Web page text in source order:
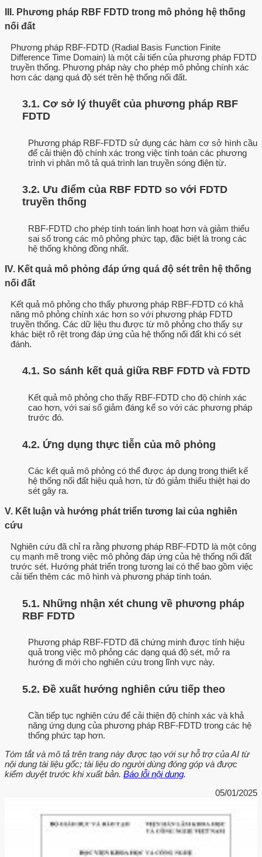
III. Phương pháp RBF FDTD trong mô phỏng hệ thống
nối đất
Phương pháp RBF-FDTD (Radial Basis Function Finite
Difference Time Domain) là một cải tiến của phương pháp FDTD
truyền thống. Phương pháp này cho phép mô phỏng chính xác
hơn các dạng quá độ sét trên hệ thống nối đất.
3.1. Cơ sở lý thuyết của phương pháp RBF
FDTD
Phương pháp RBF-FDTD sử dụng các hàm cơ sở hình cầu
để cải thiện độ chính xác trong việc tính toán các phương
trình vi phân mô tả quá trình lan truyền sóng điện từ.
3.2. Ưu điểm của RBF FDTD so với FDTD
truyền thống
RBF-FDTD cho phép tính toán linh hoạt hơn và giảm thiểu
sai số trong các mô phỏng phức tạp, đặc biệt là trong các
hệ thống không đồng nhất.
IV. Kết quả mô phỏng đáp ứng quá độ sét trên hệ thống
nối đất
Kết quả mô phỏng cho thấy phương pháp RBF-FDTD có khả
năng mô phỏng chính xác hơn so với phương pháp FDTD
truyền thống. Các dữ liệu thu được từ mô phỏng cho thấy sự
khác biệt rõ rệt trong đáp ứng của hệ thống nối đất khi có sét
đánh.
4.1. So sánh kết quả giữa RBF FDTD và FDTD
Kết quả mô phỏng cho thấy RBF-FDTD cho độ chính xác
cao hơn, với sai số giảm đáng kể so với các phương pháp
trước đó.
4.2. Ứng dụng thực tiễn của mô phỏng
Các kết quả mô phỏng có thể được áp dụng trong thiết kế
hệ thống nối đất hiệu quả hơn, từ đó giảm thiểu thiệt hại do
sét gây ra.
V. Kết luận và hướng phát triển tương lai của nghiên
cứu
Nghiên cứu đã chỉ ra rằng phương pháp RBF-FDTD là một công
cụ mạnh mẽ trong việc mô phỏng đáp ứng của hệ thống nối đất
trước sét. Hướng phát triển trong tương lai có thể bao gồm việc
cải tiến thêm các mô hình và phương pháp tính toán.
5.1. Những nhận xét chung về phương pháp
RBF FDTD
Phương pháp RBF-FDTD đã chứng minh được tính hiệu
quả trong việc mô phỏng các dạng quá độ sét, mở ra
hướng đi mới cho nghiên cứu trong lĩnh vực này.
5.2. Đề xuất hướng nghiên cứu tiếp theo
Cần tiếp tục nghiên cứu để cải thiện độ chính xác và khả
năng ứng dụng của phương pháp RBF-FDTD trong các hệ
thống phức tạp hơn.
Tóm tắt và mô tả trên trang này được tạo với sự hỗ trợ của AI từ
nội dung tài liệu gốc; tài liệu do người dùng đóng góp và được
kiểm duyệt trước khi xuất bản. Báo lỗi nội dung.
05/01/2025